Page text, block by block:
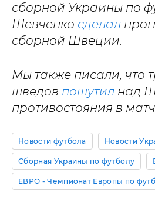
сборной Украины по
Шевченко сделал
сборной Швеции.
Мы также писали, что
шведов пошутил над
противостояния в
Новости футбола Новости
Сборная Украины по футболу
ЕВРО - Чемпионат Европы по